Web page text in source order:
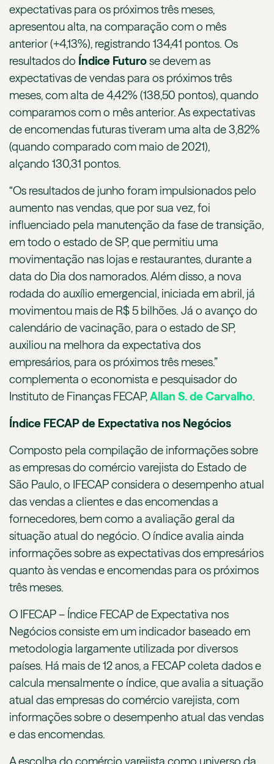
expectativas para os próximos três meses,
apresentou alta, na comparação com o mês
anterior (+4,13%), registrando 134,41 pontos. Os
resultados do Índice Futurose devem as
expectativas de vendas para os próximos três
meses, com alta de 4,42% (138,50 pontos), quando
comparamos com o mês anterior. As expectativas
de encomendas futuras tiveram uma alta de 3,82%
(quando comparado com maio de 2021),
alçando 130,31 pontos.
“Os resultados de junho foram impulsionados pelo
aumento nas vendas, que por sua vez, foi
influenciado pela manutenção da fase de transição,
em todo o estado de SP, que permitiu uma
movimentação nas lojas e restaurantes, durante a
data do Dia dos namorados. Além disso, a nova
rodada do auxílio emergencial, iniciada em abril, já
movimentou mais de R$ 5 bilhões. Já o avanço do
calendário de vacinação, para o estado de SP,
auxiliou na melhora da expectativa dos
empresários, para os próximos três meses.”
complementa o economista e pesquisador do
Instituto de Finanças FECAP, Allan S. de Carvalho.
Índice FECAP de Expectativa nos Negócios
Composto pela compilação de informações sobre
as empresas do comércio varejista do Estado de
São Paulo, o IFECAP considera o desempenho atual
das vendas a clientes e das encomendas a
fornecedores, bem como a avaliação geral da
situação atual do negócio. O índice avalia ainda
informações sobre as expectativas dos empresários
quanto às vendas e encomendas para os próximos
três meses.
O IFECAP – Índice FECAP de Expectativa nos
Negócios consiste em um indicador baseado em
metodologia largamente utilizada por diversos
países. Há mais de 12 anos, a FECAP coleta dados e
calcula mensalmente o índice, que avalia a situação
atual das empresas do comércio varejista, com
informações sobre o desempenho atual das vendas
e das encomendas.
A escolha do comércio varejista como universo da